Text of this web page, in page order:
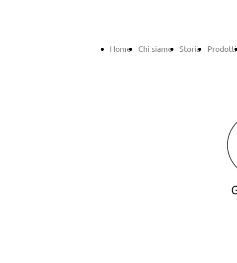
Home Chi siamo Storia Prodotti